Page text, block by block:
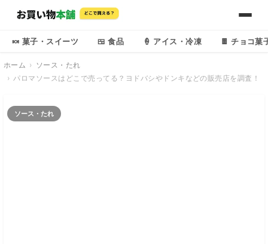
🍬 菓子・スイーツ 🍱 食品 🍦 アイス・冷凍 🍫 チョコ菓
ホーム
ソース・たれ
パロマソースはどこで売ってる？ヨドバシやドンキなどの販売店を調査！
ソース・たれ